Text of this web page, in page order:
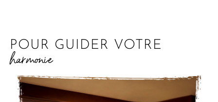
POUR GUIDER VOTRE
harmonie